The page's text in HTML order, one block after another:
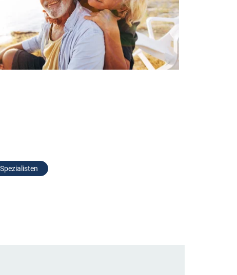
Spezialisten